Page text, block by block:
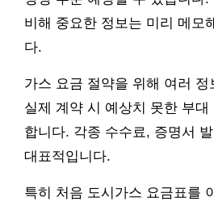
비해 중요한 정보는 미리 메모
다.
가스 요금 절약을 위해 여러
실제 계약 시 예상치 못한 부
합니다. 각종 수수료, 증명서
대표적입니다.
특히 처음 도시가스 요금표를